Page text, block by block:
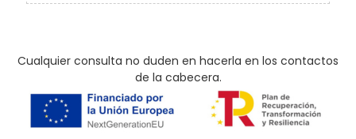
Cualquier consulta no duden en hacerla en los contactos
de la cabecera.